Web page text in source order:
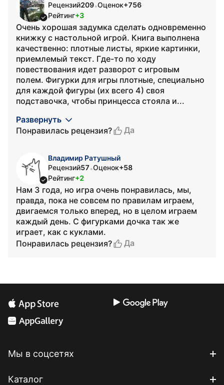
Рецензий209•Оценок+756
Рейтинг+3
Очень хорошая задумка сделать одновременно
книжку с настольной игрой. Книга выполнена
качественно: плотные листы, яркие картинки,
приемлемый текст. Где-то по ходу
повествования идет разворот с игровым
полем. Фигурки для игры плотные, специально
для каждой фигуры (их всего 4) своя
подставочка, чтобы принцесса стояла и...
Развернуть
Понравилась рецензия?
Да
Владимир Ратушный
Рецензий57•Оценок+58
Рейтинг+2
Нам 3 года, но игра очень понравилась, мы,
правда, пока не совсем по правилам играем,
двигаемся только вперед, но в целом играем
каждый день. С фигурками дочка так же
играет, как с куклами.
Понравилась рецензия?
Да
Мы в соцсетях
Каталог